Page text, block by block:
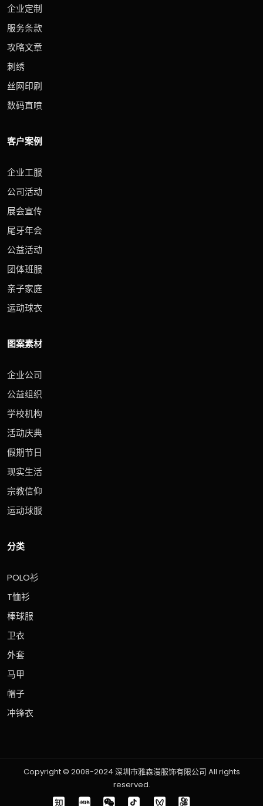
企业定制
服务条款
攻略文章
刺绣
丝网印刷
数码直喷
客户案例
企业工服
公司活动
展会宣传
尾牙年会
公益活动
团体班服
亲子家庭
运动球衣
图案素材
企业公司
公益组织
学校机构
活动庆典
假期节日
现实生活
宗教信仰
运动球服
分类
POLO衫
T恤衫
棒球服
卫衣
外套
马甲
帽子
冲锋衣
Copyright © 2008-2024 深圳市雅森漫服饰有限公司 All rights
reserved.